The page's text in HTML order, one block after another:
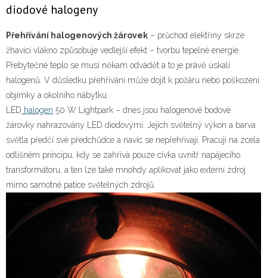
diodové halogeny
Přehřívání halogenových žárovek – průchod elektřiny skrze
žhavicí vlákno způsobuje vedlejší efekt – tvorbu tepelné energie.
Přebytečné teplo se musí někam odvádět a to je právě úskalí
halogenů. V důsledku přehřívání může dojít k požáru nebo poškození
objímky a okolního nábytku.
LED halogen 50 W Lightpark – dnes jsou halogenové bodové
žárovky nahrazovány LED diodovými. Jejich světelný výkon a barva
světla předčí své předchůdce a navíc se nepřehřívají. Pracují na zcela
odlišném principu, kdy se zahřívá pouze cívka uvnitř napájecího
transformátoru, a ten lze také mnohdy aplikovat jako externí zdroj
mimo samotné patice světelných zdrojů.